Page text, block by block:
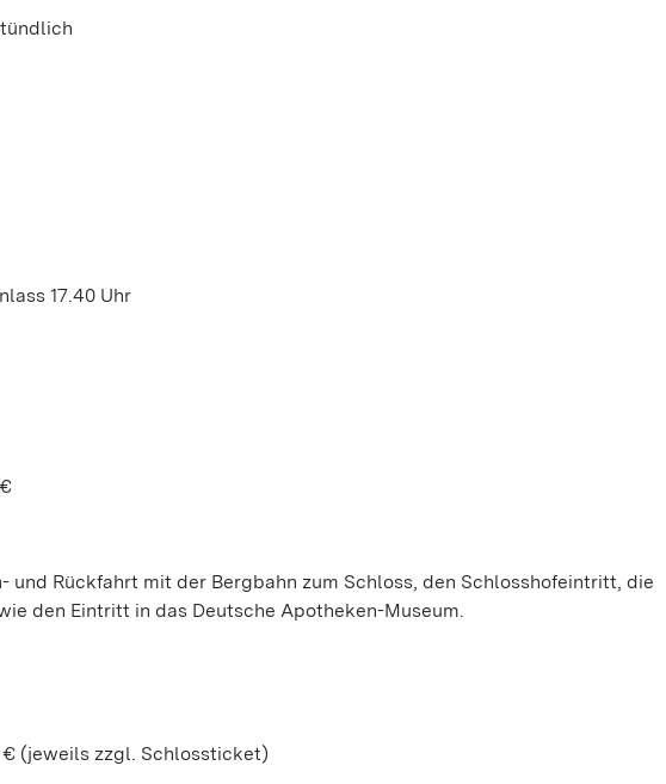
17.40 Uhr
und Rückfahrt mit der Bergbahn zum Schloss, den Schlosshofeintritt, die
den Eintritt in das Deutsche Apotheken-Museum.
€ (jeweils zzgl. Schlossticket)